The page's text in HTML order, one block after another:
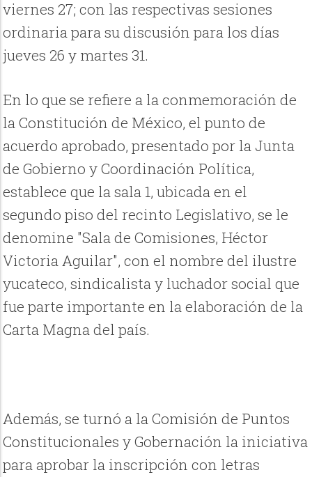
viernes 27; con las respectivas sesiones
ordinaria para su discusión para los días
jueves 26 y martes 31.
En lo que se refiere a la conmemoración de
la Constitución de México, el punto de
acuerdo aprobado, presentado por la Junta
de Gobierno y Coordinación Política,
establece que la sala 1, ubicada en el
segundo piso del recinto Legislativo, se le
denomine "Sala de Comisiones, Héctor
Victoria Aguilar", con el nombre del ilustre
yucateco, sindicalista y luchador social que
fue parte importante en la elaboración de la
Carta Magna del país.
Además, se turnó a la Comisión de Puntos
Constitucionales y Gobernación la iniciativa
para aprobar la inscripción con letras